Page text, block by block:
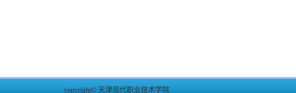
copyright© 天津现代职业技术学院